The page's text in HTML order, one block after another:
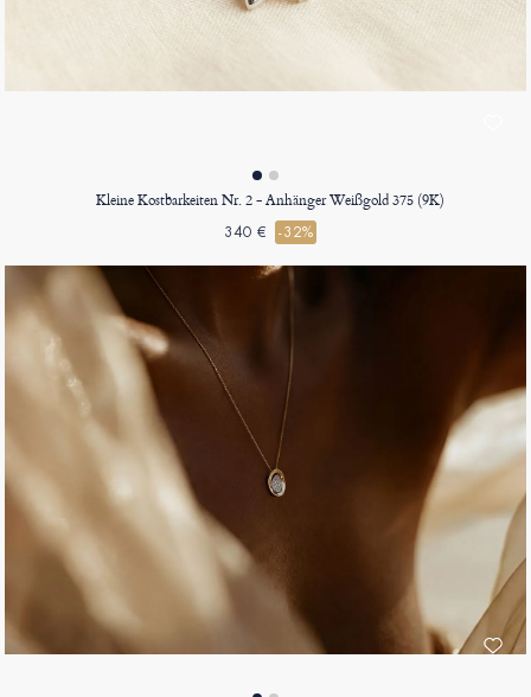
Kleine Kostbarkeiten Nr. 2 - Anhänger Weißgold 375 (9K)
340 € -32%